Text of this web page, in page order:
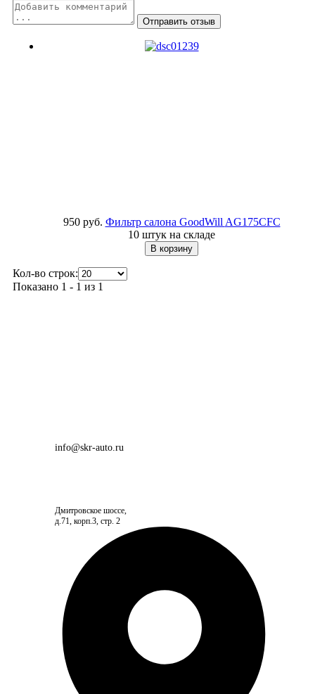
950 руб. Фильтр салона GoodWill AG175CFC
10 штук на складе
Кол-во строк:
Показано 1 - 1 из 1
info@skr-auto.ru
Дмитровское шоссе,
д.71, корп.3, стр. 2